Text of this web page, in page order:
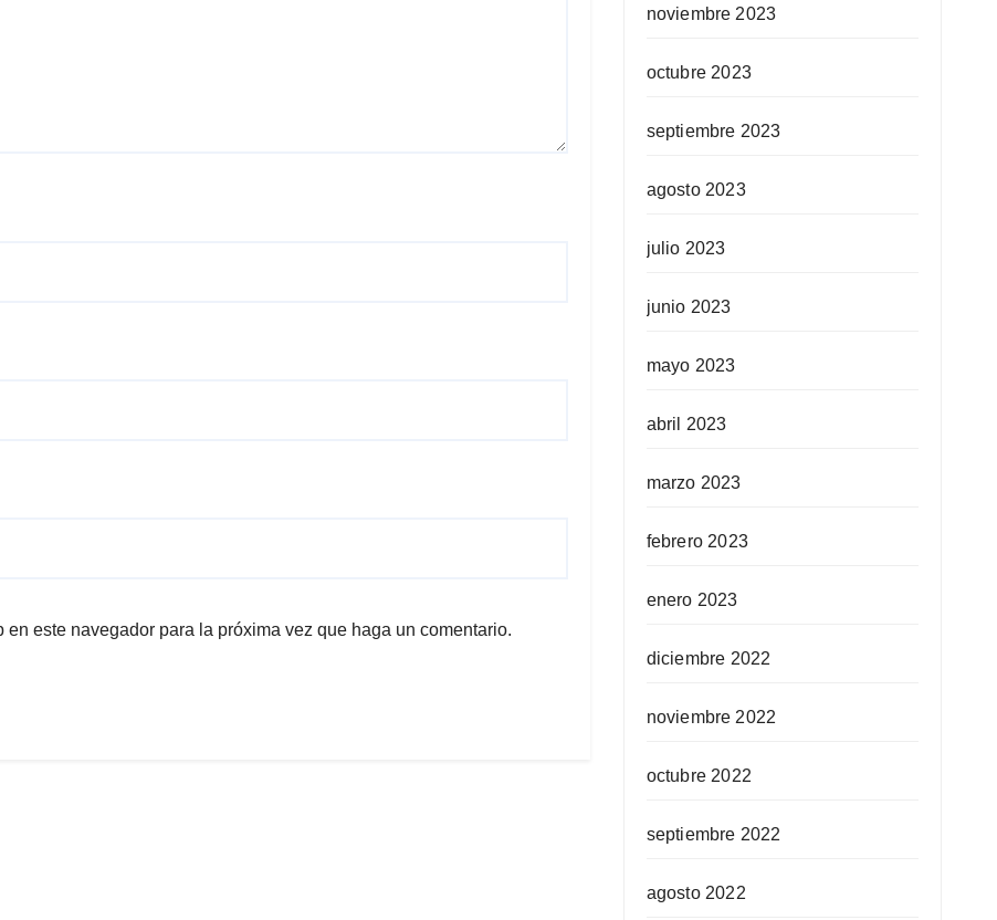
este navegador para la próxima vez que haga un comentario.
noviembre 2023
octubre 2023
septiembre 2023
agosto 2023
julio 2023
junio 2023
mayo 2023
abril 2023
marzo 2023
febrero 2023
enero 2023
diciembre 2022
noviembre 2022
octubre 2022
septiembre 2022
agosto 2022